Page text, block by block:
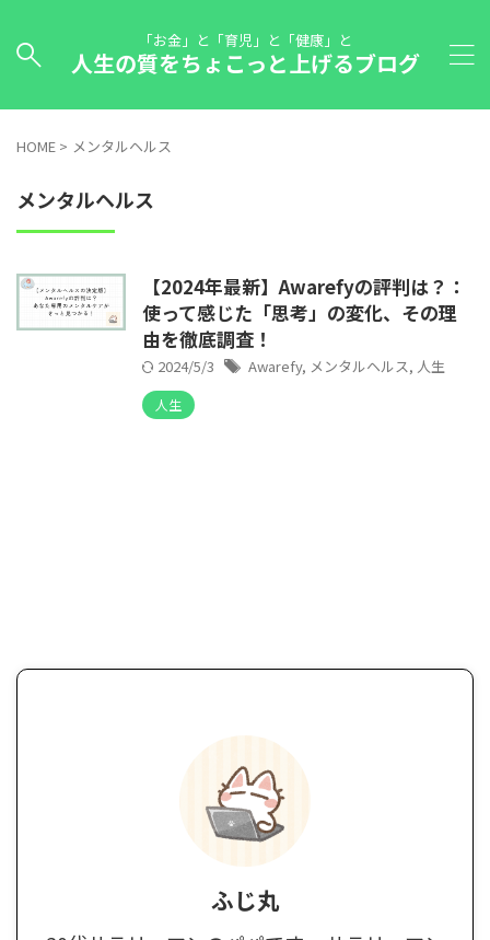
「お金」と「育児」と「健康」と
人生の質をちょこっと上げるブログ
HOME > メンタルヘルス
メンタルヘルス
【2024年最新】Awarefyの評判は？：
使って感じた「思考」の変化、その理
由を徹底調査！
2024/5/3 Awarefy, メンタルヘルス, 人生
人生
ふじ丸